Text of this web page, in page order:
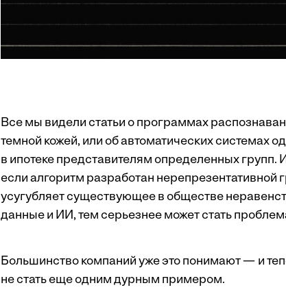
Все мы видели статьи о программах
темной кожей, или об автоматических системах
в ипотеке представителям определенных
если алгоритм разработан нерепрезентативной
усугубляет существующее в обществе
данные и ИИ, тем серьезнее может стать
Большинство компаний уже это понимают — и
не стать еще одним дурным примером.